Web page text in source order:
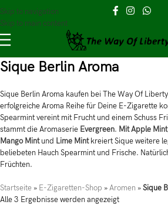
Skip to navigation
Skip to main content
Sique Berlin Aroma
Sique Berlin Aroma kaufen bei The Way Of
erfolgreiche Aroma Reihe für Deine E-Zigarette
Spearmint vereint mit Frucht und einem Schuss
stammt die Aromaserie Evergreen. Mit Apple Mint
Mango Mintund Lime Mintkreiert Sique weitere
beliebeten Hauch Spearmint und Frische.
Früchten.
Startseite » E-Zigaretten-Shop »Aromen »Sique
Alle 3 Ergebnisse werden angezeigt